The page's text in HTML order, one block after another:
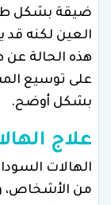
ضيقة بشكل
العين لكنه
هذه الحالة عن
على توسيع
بشكل أوضح.
علاج
الهالات
من الأشخاص،